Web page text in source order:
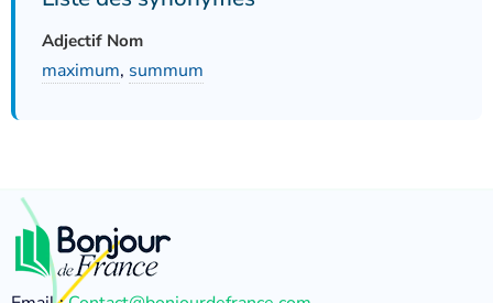
Adjectif Nom
maximum, summum